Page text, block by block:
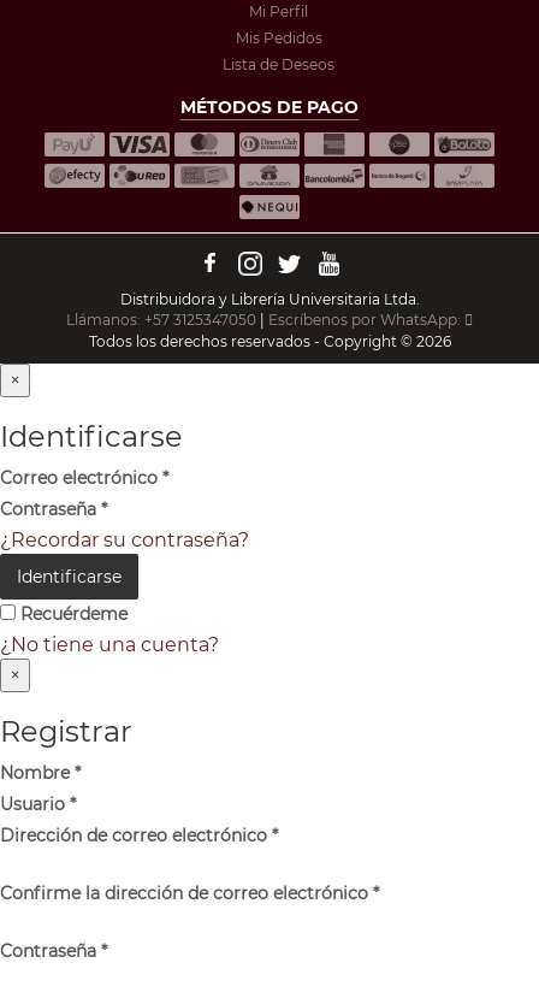
Mi Perfil
Mis Pedidos
Lista de Deseos
MÉTODOS DE PAGO
Distribuidora y Librería Universitaria Ltda.
Llámanos: +57 3125347050 | Escríbenos por WhatsApp:
Todos los derechos reservados - Copyright © 2026
×
Identificarse
Correo electrónico *
Contraseña *
¿Recordar su contraseña?
Identificarse
Recuérdeme
¿No tiene una cuenta?
×
Registrar
Nombre*
Usuario *
Dirección de correo electrónico *
Confirme la dirección de correo electrónico *
Contraseña *